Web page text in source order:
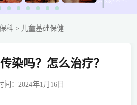
科> 儿童基础保健
染吗？怎么治疗？
间：2024年1月16日